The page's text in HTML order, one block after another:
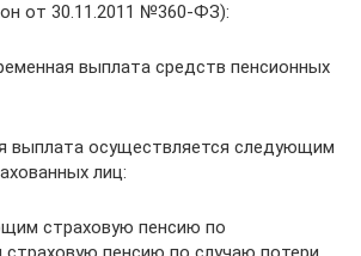
от 30.11.2011 №360-ФЗ):
выплата средств пенсионных
выплата осуществляется следующим
лиц:
страховую пенсию по